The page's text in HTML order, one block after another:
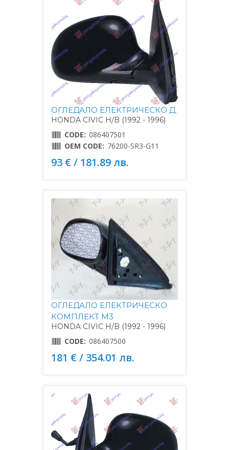
ОГЛЕДАЛО ЕЛЕКТРИЧЕСКО Д.
HONDA CIVIC H/B (1992 - 1996)
CODE: 086407501
OEM CODE: 76200-SR3-G11
93 € / 181.89 лв.
ОГЛЕДАЛО ЕЛЕКТРИЧЕСКО
КОМПЛЕКТ M3
HONDA CIVIC H/B (1992 - 1996)
CODE: 086407500
181 € / 354.01 лв.